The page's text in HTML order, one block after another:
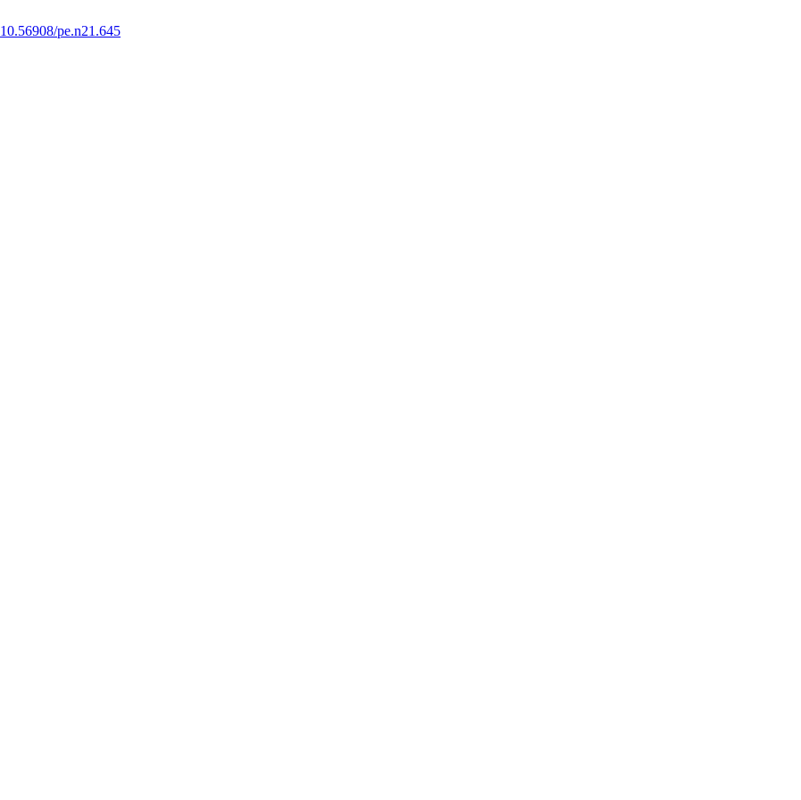
10.56908/pe.n21.645